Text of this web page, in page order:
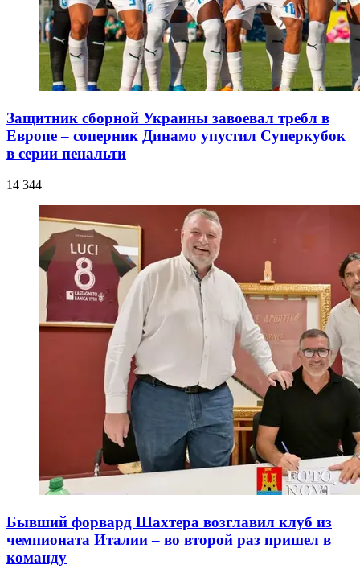
Защитник сборной Украины завоевал требл в
Европе – соперник Динамо упустил Суперкубок
в серии пенальти
14 344
Бывший форвард Шахтера возглавил клуб из
чемпионата Италии – во второй раз пришел в
команду